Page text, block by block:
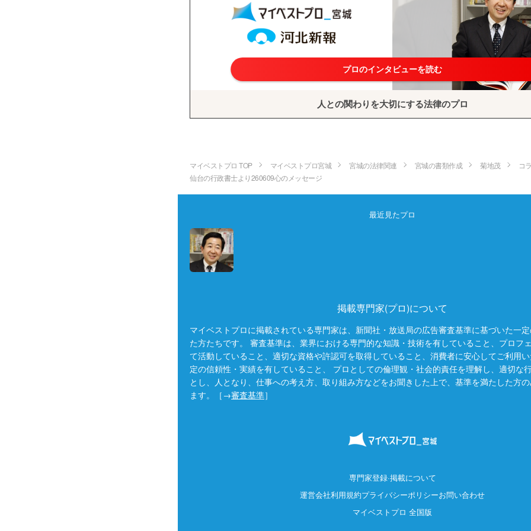
プロのインタビューを読む
人との関わりを大切にする法律のプロ
マイベストプロ TOP マイベストプロ宮城 宮城の法律関連 宮城の書類作成 菊地茂
コ
仙台の行政書士より260609心のメッセージ
最近見たプロ
掲載専門家(プロ)について
マイベストプロに掲載されている専門家は、新聞社・放送局の広告審査基準に基づいた一
た方たちです。 審査基準は、業界における専門的な知識・技術を有していること、プロフ
て活動していること、適切な資格や許認可を取得していること、消費者に安心してご利用
定の信頼性・実績を有していること、 プロとしての倫理観・社会的責任を理解し、適切な
とし、人となり、仕事への考え方、取り組み方などをお聞きした上で、基準を満たした方
ます。［→審査基準］
専門家登録·掲載について
運営会社利用規約プライバシーポリシーお問い合わせ
マイベストプロ 全国版